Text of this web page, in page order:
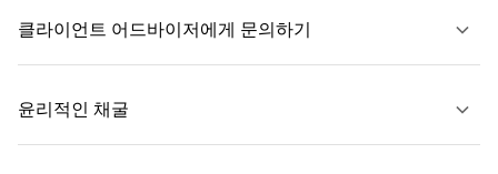
자세히 보기
클라이언트 어드바이저에게 문의하기
윤리적인 채굴